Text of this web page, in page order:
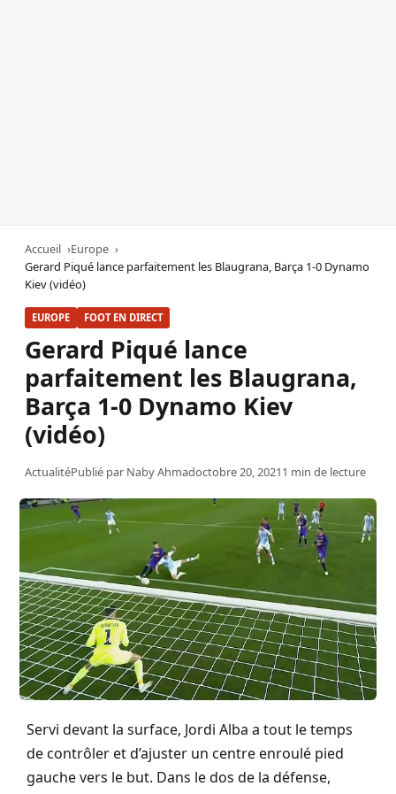
Accueil
Europe
Gerard Piqué lance parfaitement les Blaugrana, Barça 1-0 Dynamo
Kiev (vidéo)
EUROPE FOOT EN DIRECT
Gerard Piqué lance
parfaitement les Blaugrana,
Barça 1-0 Dynamo Kiev
(vidéo)
ActualitéPublié par Naby Ahmadoctobre 20, 20211 min de lecture
Servi devant la surface, Jordi Alba a tout le temps
de contrôler et d’ajuster un centre enroulé pied
gauche vers le but. Dans le dos de la défense,